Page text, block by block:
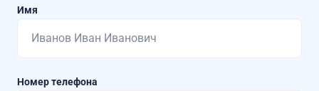
Имя
Номер телефона